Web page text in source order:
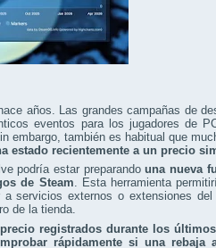
años. Las grandes campañas de
eventos para los jugadores de
embargo, también es habitual que
estado recientemente a un precio
podría estar preparandouna nueva
de Steam. Esta herramienta
servicios externos o extensiones del
de la tienda.
precio registrados durante los
rápidamente si una rebaja